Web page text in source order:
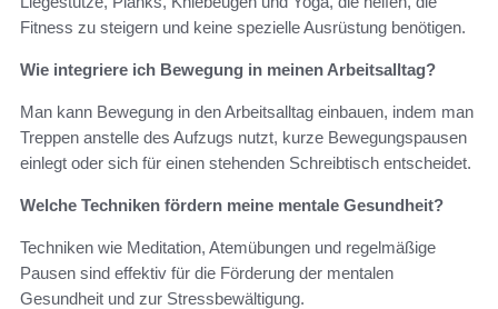
Fitness zu steigern und keine spezielle Ausrüstung benötigen.
Wie integriere ich Bewegung in meinen Arbeitsalltag?
Man kann Bewegung in den Arbeitsalltag einbauen, indem man
Treppen anstelle des Aufzugs nutzt, kurze Bewegungspausen
einlegt oder sich für einen stehenden Schreibtisch entscheidet.
Welche Techniken fördern meine mentale Gesundheit?
Techniken wie Meditation, Atemübungen und regelmäßige
Pausen sind effektiv für die Förderung der mentalen
Gesundheit und zur Stressbewältigung.